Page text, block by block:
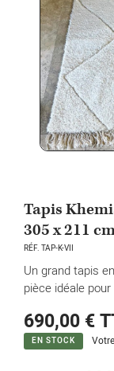
Tapis
305 x 211
RÉF. TAP-K-VII
Un grand tapis
pièce idéale
690,00 €
EN STOCK